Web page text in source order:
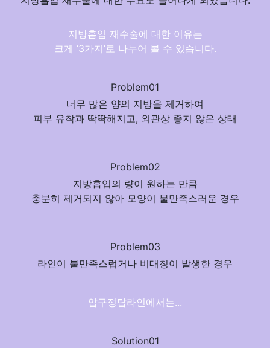
지방흡입 재수술에 대한 이유는
크게 ‘3가지’로 나누어 볼 수 있습니다.
Problem01
너무 많은 양의 지방을 제거하여
피부 유착과 딱딱해지고, 외관상 좋지 않은 상태
Problem02
지방흡입의 량이 원하는 만큼
충분히 제거되지 않아 모양이 불만족스러운 경우
Problem03
라인이 불만족스럽거나 비대칭이 발생한 경우
압구정탑라인에서는...
Solution01